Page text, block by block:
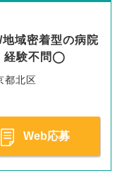
域密着型の病院
経験不問◯
都北区
Web応募